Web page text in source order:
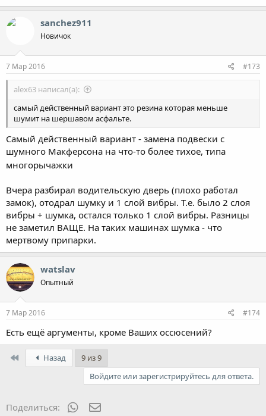
sanchez911
Новичок
7 Мар 2016 #173
alex63 написал(а):
самый действенный вариант это резина которая меньше
шумит на шершавом асфальте.
Самый действенный вариант - замена подвески с
шумного Макферсона на что-то более тихое, типа
многорычажки
Вчера разбирал водительскую дверь (плохо работал
замок), отодрал шумку и 1 слой вибры. Т.е. было 2 слоя
вибры + шумка, остался только 1 слой вибры. Разницы
не заметил ВАЩЕ. На таких машинах шумка - что
мертвому припарки.
watslav
Опытный
7 Мар 2016 #174
Есть ещё аргументы, кроме Ваших оссюсений?
Назад
9 из 9
Войдите или зарегистрируйтесь для ответа.
Поделиться: WhatsApp